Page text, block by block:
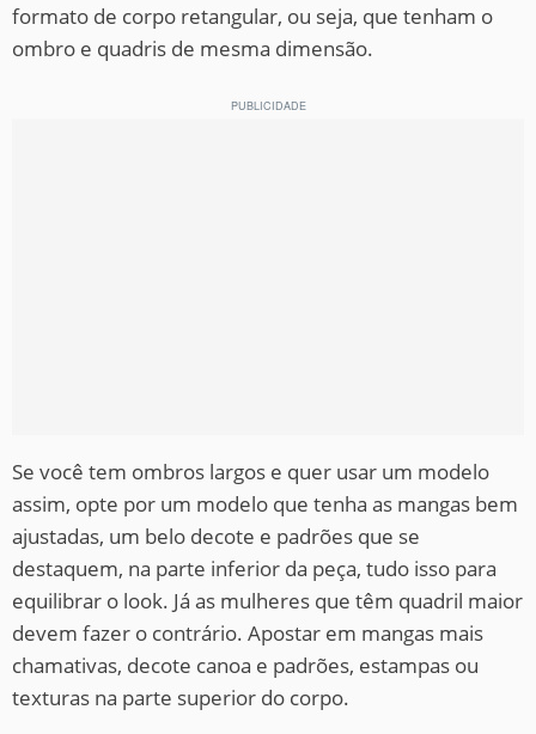
formato de corpo retangular, ou seja, que tenham o
ombro e quadris de mesma dimensão.
Se você tem ombros largos e quer usar um modelo
assim, opte por um modelo que tenha as mangas bem
ajustadas, um belo decote e padrões que se
destaquem, na parte inferior da peça, tudo isso para
equilibrar o look. Já as mulheres que têm quadril maior
devem fazer o contrário. Apostar em mangas mais
chamativas, decote canoa e padrões, estampas ou
texturas na parte superior do corpo.